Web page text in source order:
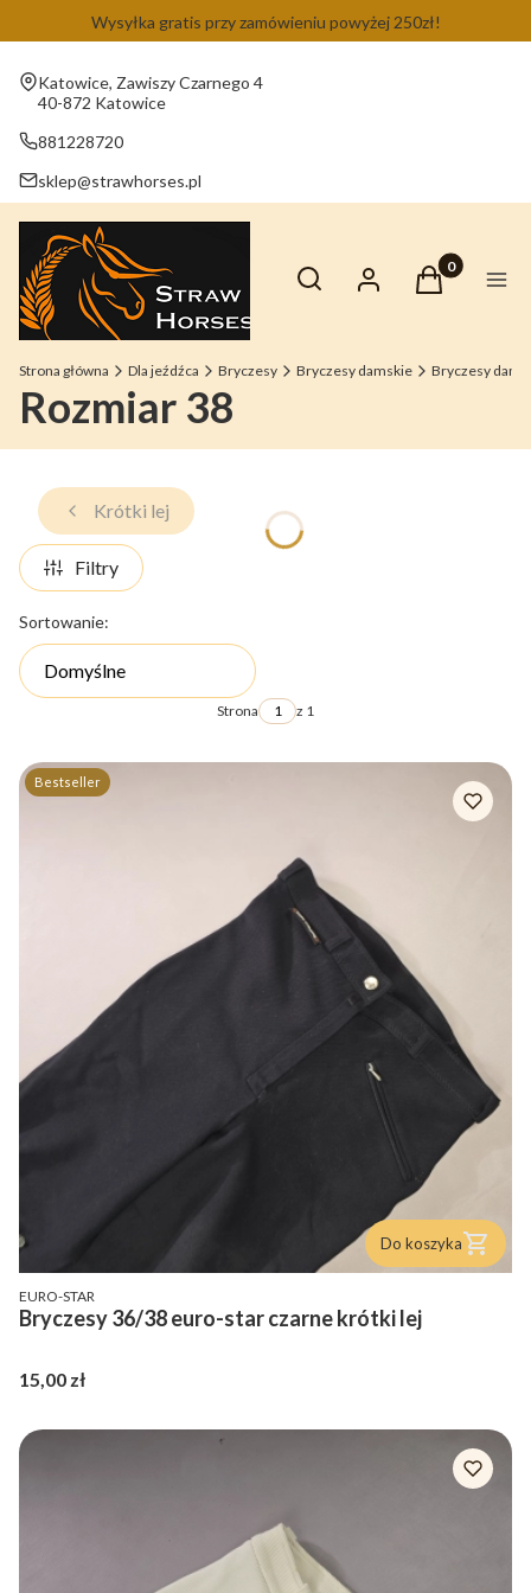
Wysyłka gratis przy zamówieniu powyżej 250zł!
Adres:
Katowice, Zawiszy Czarnego 4
40-872 Katowice
881228720
sklep@strawhorses.pl
Otwórz wyszukiwarkę
Szukaj Zaloguj sięProdukty w
Koszyk
Strona główna Dla jeźdźca Bryczesy Bryczesy damskie Bryczesy
Rozmiar 38
Krótki lej
Filtry
Lista produktów
Sortowanie:
Domyślne
Strona z 1
Bestseller
Do koszyka
PRODUCENT
EURO-STAR
Bryczesy 36/38 euro-star czarne krótki lej
Cena
15,00 zł